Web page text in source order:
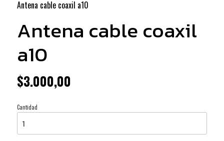
Antena cable coaxil a10
Antena cable coaxil
a10
$3.000,00
Cantidad